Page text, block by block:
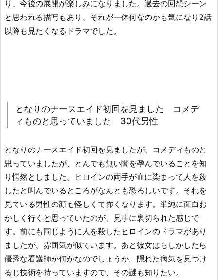
り、今後の展開が楽しみになりました。過去の回想シーン
と思われる描写もあり、それが一体何なのかも気になり2話
以降も見たくなるドラマでした。
となりのナースエイド初回を見ました コメデ
ィものと思っていました 30代男性
となりのナースエイド初回を見ましたが、コメディものと
思っていましたが、とんでも無い闇を孕んでいることを知
り愕然としました。ヒロインの両手が血に染まって人を殺
したと叫んでいるところがなんとも恐ろしいです。それを
見ている男性の顔も怪しくて怖くなります。単純に面白お
かしく行くと思っていたのが、見事に裏切られた感じで
す。前にも同じように人を殺したヒロインのドラマがあり
ましたが、雰囲気が似ています。あと彼女はもしかしたら
優秀な看護師か何かなのでしょうか。隠れた病気を見つけ
るじ技術を持っていますので、その謎も知りたい。